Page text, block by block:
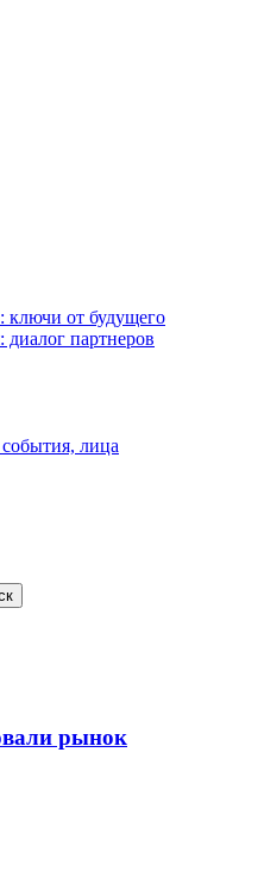
ключи от будущего
диалог партнеров
лица
рынок